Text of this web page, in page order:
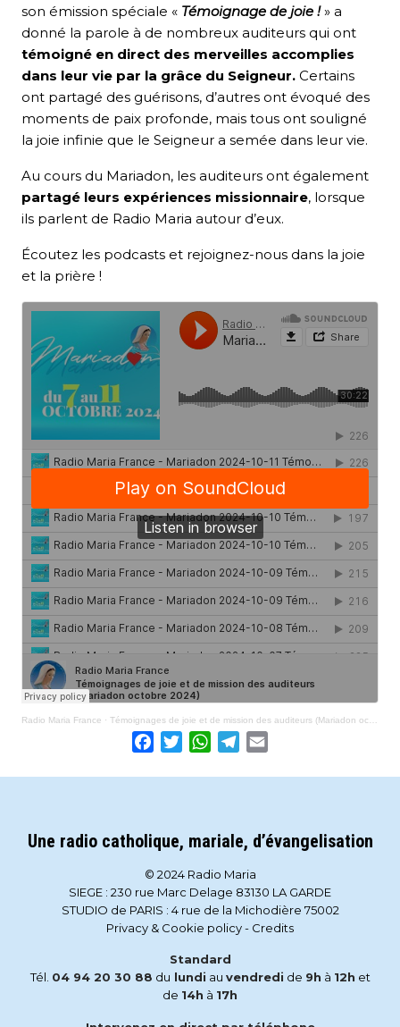
son émission spéciale « Témoignage de joie !» a
donné la parole à de nombreux auditeurs qui ont
témoigné en direct des merveilles accomplies
dans leur vie par la grâce du Seigneur. Certains
ont partagé des guérisons, d’autres ont évoqué des
moments de paix profonde, mais tous ont souligné
la joie infinie que le Seigneur a semée dans leur vie.
Au cours du Mariadon, les auditeurs ont également
partagé leurs expériences missionnaire, lorsque
ils parlent de Radio Maria autour d’eux.
Écoutez les podcasts et rejoignez-nous dans la joie
et la prière !
Radio Maria France · Témoignages de joie et de mission des auditeurs (Mariadon octobre 2024)
Facebook
TwitterWhatsApp
Telegram
Une radio catholique, mariale, d’évangelisation
© 2024 Radio Maria
SIEGE : 230 rue Marc Delage 83130 LA GARDE
STUDIO de PARIS : 4 rue de la Michodière 75002
Privacy & Cookie policy- Credits
Standard
Tél. 04 94 20 30 88 du lundi au vendredi de 9h à 12h et
de 14h à 17h